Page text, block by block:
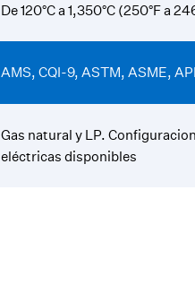
De 120°C a 1,350°C (250°F a
AMS, CQI-9, ASTM, ASME, API
Gas natural y LP.
eléctricas disponibles